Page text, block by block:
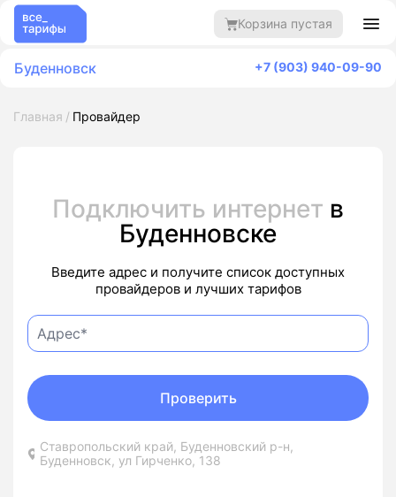
Корзина пустая
Буденновск +7 (903) 940-09-90
Главная Провайдер
Подключить интернет в
Буденновске
Введите адрес и получите список доступных
провайдеров и лучших тарифов
Ставропольский край, Буденновский р-н,
Буденновск, ул Гирченко, 138
Проверить